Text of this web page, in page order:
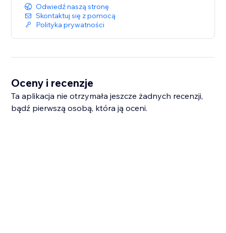
interpretable
format. The app&#39;s functionalities, including input
tool for health-conscious individuals.
Odwiedź naszą stronę
Skontaktuj się z pomocą
Polityka prywatności
Oceny i recenzje
Ta aplikacja nie otrzymała jeszcze żadnych recenzji,
bądź pierwszą osobą, która ją oceni.